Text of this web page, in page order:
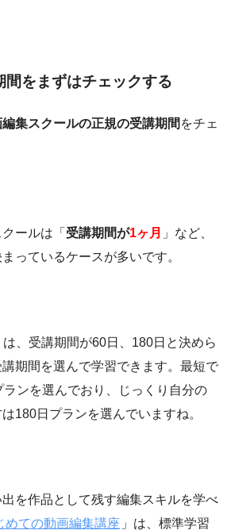
間をまずはチェックする
集スクールの正規の受講期間 をチェ
ールは「 受講期間が1ヶ月 」など、
っているケースが多いです。
は 、受講期間が60日、180日と決めら
期間を選んで学習できます。最短で
ンを選んでおり、じっくり自分の
180日プランを選んでいますね。
を作品として残す編集スキルを学べ
めての動画編集講座 」は、標準学習